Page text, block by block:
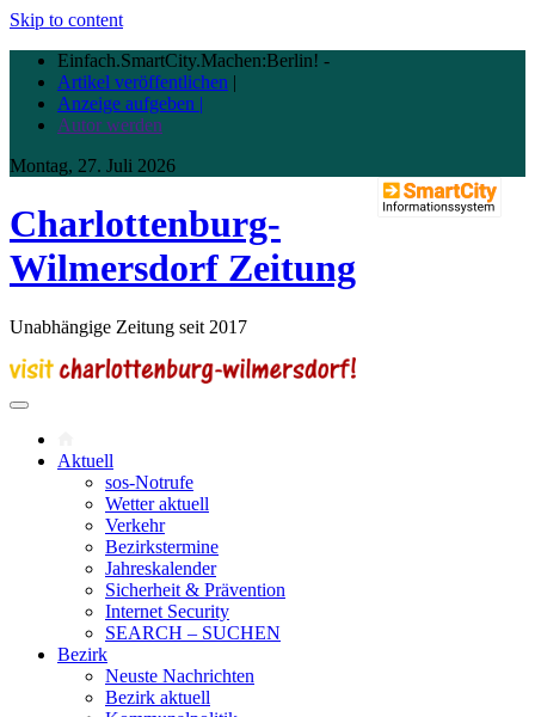
Skip to content
Einfach.SmartCity.Machen:Berlin! -
Artikel veröffentlichen |
Anzeige aufgeben |
Autor werden
Montag, 27. Juli 2026
Charlottenburg-
Wilmersdorf Zeitung
Unabhängige Zeitung seit 2017
Aktuell
sos-Notrufe
Wetter aktuell
Verkehr
Bezirkstermine
Jahreskalender
Sicherheit & Prävention
Internet Security
SEARCH – SUCHEN
Bezirk
Neuste Nachrichten
Bezirk aktuell